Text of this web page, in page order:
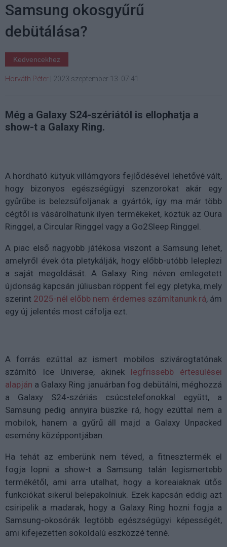
Samsung okosgyűrű
debütálása?
Kedvencekhez
Horváth Péter 2023 szeptember 13. 07:41
Még a Galaxy S24-szériától is ellophatja a
show-t a Galaxy Ring.
A hordható kütyük villámgyors fejlődésével lehetővé vált,
hogy bizonyos egészségügyi szenzorokat akár egy
gyűrűbe is belezsúfoljanak a gyártók, így ma már több
cégtől is vásárolhatunk ilyen termékeket, köztük az Oura
Ringgel, a Circular Ringgel vagy a Go2Sleep Ringgel.
A piac első nagyobb játékosa viszont a Samsung lehet,
amelyről évek óta pletykálják, hogy előbb-utóbb leleplezi
a saját megoldását. A Galaxy Ring néven emlegetett
újdonság kapcsán júliusban röppent fel egy pletyka, mely
szerint 2025-nél előbb nem érdemes számítanunk rá, ám
egy új jelentés most cáfolja ezt.
A forrás ezúttal az ismert mobilos szivárogtatónak
számító Ice Universe, akinek legfrissebb értesülései
alapján a Galaxy Ring januárban fog debütálni, méghozzá
a Galaxy S24-szériás csúcstelefonokkal együtt, a
Samsung pedig annyira büszke rá, hogy ezúttal nem a
mobilok, hanem a gyűrű áll majd a Galaxy Unpacked
esemény középpontjában.
Ha tehát az emberünk nem téved, a fitnesztermék el
fogja lopni a show-t a Samsung talán legismertebb
termékétől, ami arra utalhat, hogy a koreaiaknak ütős
funkciókat sikerül belepakolniuk. Ezek kapcsán eddig azt
csiripelik a madarak, hogy a Galaxy Ring hozni fogja a
Samsung-okosórák legtöbb egészségügyi képességét,
ami kifejezetten sokoldalú eszközzé tenné.